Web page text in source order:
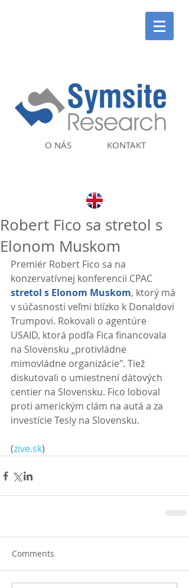
KONTAKT
O NÁS
Robert Fico sa stretol s
Elonom Muskom
Premiér Robert Fico sa na
konzervatívnej konferencii CPAC
stretol s Elonom Muskom, ktorý má
v súčasnosti veľmi blízko k Donaldovi
Trumpovi. Rokovali o agentúre
USAID, ktorá podľa Fica financovala
na Slovensku „protivládne
mimovládne organizácie". Tiež
diskutovali o umiestnení dátových
centier na Slovensku. Fico loboval
proti americkým clám na autá a za
investície Tesly na Slovensku.
(zive.sk)
Comments